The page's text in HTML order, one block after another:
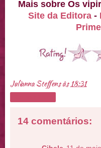
Mais sobre Os
Site da Editora -
Julianna Steffensàs 18:31
14 comentários: